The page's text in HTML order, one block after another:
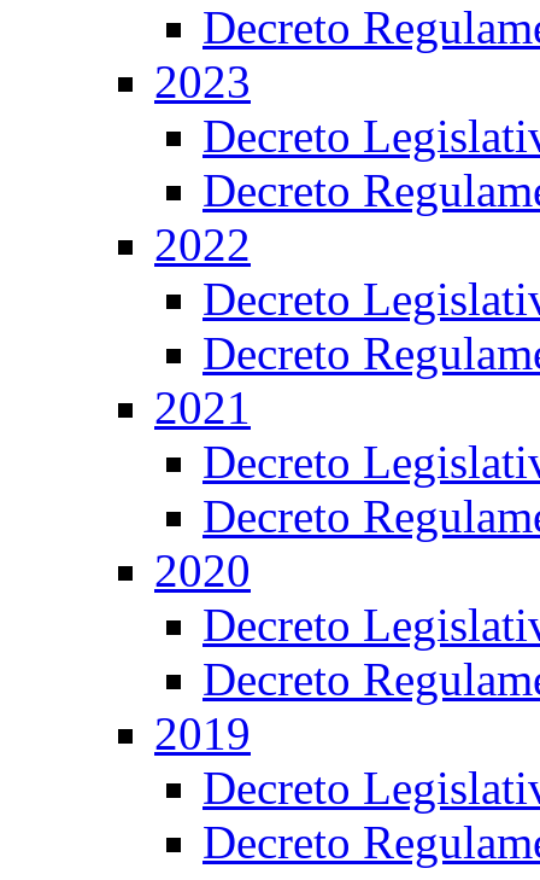
Decreto
2023
Decreto
Decreto
2022
Decreto
Decreto
2021
Decreto
Decreto
2020
Decreto
Decreto
2019
Decreto
Decreto